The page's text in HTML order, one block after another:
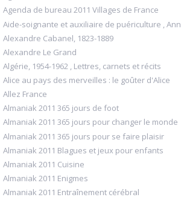
Agenda de bureau 2011 Villages de France
Aide-soignante et auxiliaire de puériculture , Ann
Alexandre Cabanel, 1823-1889
Alexandre Le Grand
Algérie, 1954-1962 , Lettres, carnets et récits
Alice au pays des merveilles : le goûter d'Alice
Allez France
Almaniak 2011 365 jours de foot
Almaniak 2011 365 jours pour changer le monde
Almaniak 2011 365 jours pour se faire plaisir
Almaniak 2011 Blagues et jeux pour enfants
Almaniak 2011 Cuisine
Almaniak 2011 Enigmes
Almaniak 2011 Entraînement cérébral